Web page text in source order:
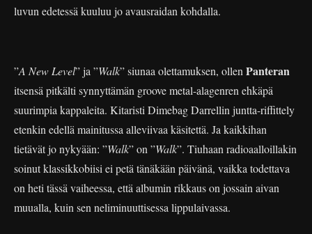
luvun edetessä kuuluu jo avausraidan kohdalla.
”A New Level” ja ”Walk” siunaa olettamuksen, ollen Panteran
itsensä pitkälti synnyttämän groove metal-alagenren ehkäpä
suurimpia kappaleita. Kitaristi Dimebag Darrellin juntta-riffittely
etenkin edellä mainitussa alleviivaa käsitettä. Ja kaikkihan
tietävät jo nykyään: ”Walk” on ”Walk”. Tiuhaan radioaalloillakin
soinut klassikkobiisi ei petä tänäkään päivänä, vaikka todettava
on heti tässä vaiheessa, että albumin rikkaus on jossain aivan
muualla, kuin sen neliminuuttisessa lippulaivassa.